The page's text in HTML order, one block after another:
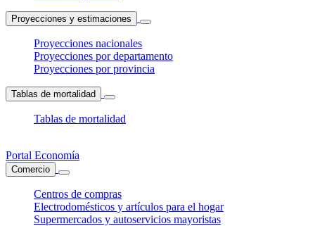
Proyecciones y estimaciones
Proyecciones nacionales
Proyecciones por departamento
Proyecciones por provincia
Tablas de mortalidad
Tablas de mortalidad
Portal Economía
Comercio
Centros de compras
Electrodomésticos y artículos para el hogar
Supermercados y autoservicios mayoristas